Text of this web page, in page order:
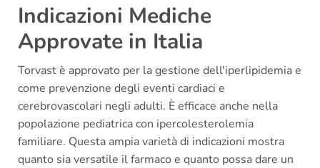
Indicazioni Mediche
Approvate in Italia
Torvast è approvato per la gestione dell'iperlipidemia e
come prevenzione degli eventi cardiaci e
cerebrovascolari negli adulti. È efficace anche nella
popolazione pediatrica con ipercolesterolemia
familiare. Questa ampia varietà di indicazioni mostra
quanto sia versatile il farmaco e quanto possa dare un